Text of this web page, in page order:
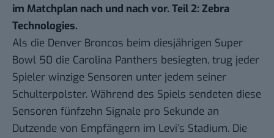
im Matchplan nach und nach vor. Teil 2: Zebra
Technologies.
Als die Denver Broncos beim diesjährigen Super
Bowl 50 die Carolina Panthers besiegten, trug jeder
Spieler winzige Sensoren unter jedem seiner
Schulterpolster. Während des Spiels sendeten diese
Sensoren fünfzehn Signale pro Sekunde an
Dutzende von Empfängern im Levi’s Stadium. Die